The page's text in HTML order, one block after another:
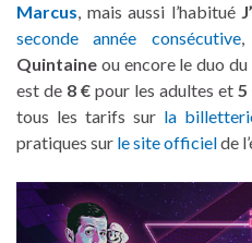
Marcus, mais aussi l’habitué
seconde année consécutive,
Quintaine ou encore le duo du
est de 8 € pour les adultes et 5
tous les tarifs sur la
pratiques sur le site officielde